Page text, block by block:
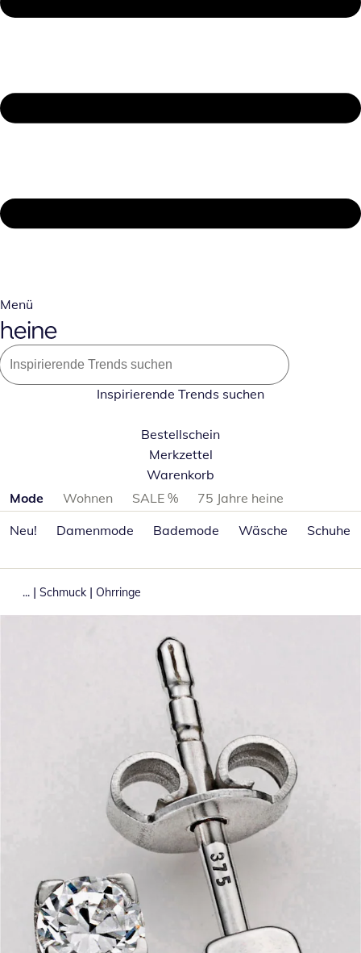
Menü
Inspirierende Trends suchen
Bestellschein
Merkzettel
Warenkorb
Produktkategorien überspringen
Mode Wohnen SALE %
75 Jahre heine
Neu!
Damenmode Bademode Wäsche Schuhe
... | Schmuck | Ohrringe